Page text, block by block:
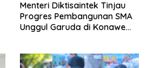
Menteri Diktisaintek Tinjau
Progres Pembangunan SMA
Unggul Garuda di Konawe